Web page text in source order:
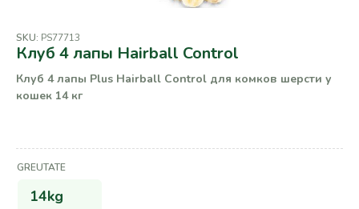
SKU: PS77713
Клуб 4 лапы Hairball Control
Клуб 4 лапы Plus Hairball Control для комков шерсти у
кошек 14 кг
GREUTATE
14kg